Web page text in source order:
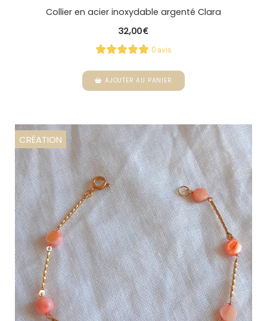
Collier en acier inoxydable argenté Clara
32,00€
0 avis
AJOUTER AU PANIER
CRÉATION